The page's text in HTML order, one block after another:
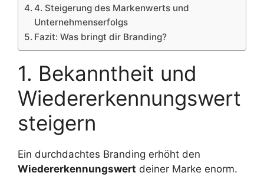
4. Steigerung des Markenwerts und
Unternehmenserfolgs
Fazit: Was bringt dir Branding?
1. Bekanntheit und
Wiedererkennungswert
steigern
Ein durchdachtes Branding erhöht den
Wiedererkennungswert deiner Marke enorm.